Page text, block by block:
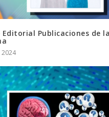
Editorial Publicaciones de
2024